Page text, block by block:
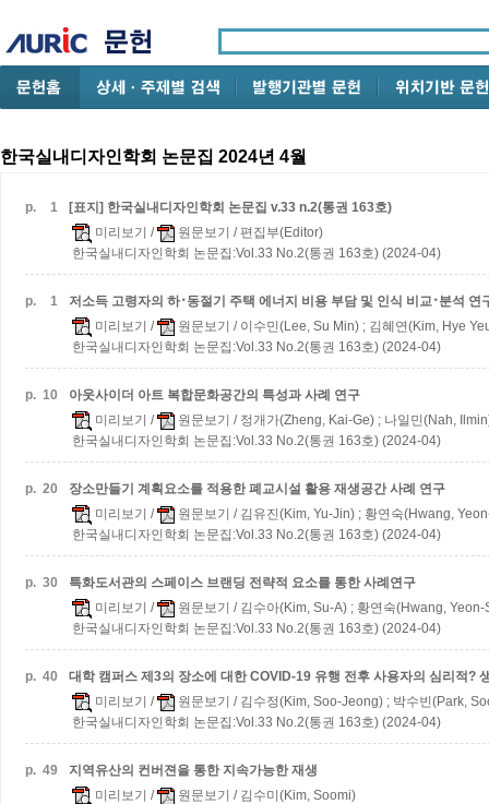
한국실내디자인학회 논문집 2024년 4월
p. 1
[표지] 한국실내디자인학회 논문집 v.33 n.2(통권 163호)
미리보기 / 원문보기 / 편집부(Editor)
한국실내디자인학회 논문집:Vol.33 No.2(통권 163호) (2024-04)
p. 1
저소득 고령자의 하･동절기 주택 에너지 비용 부담 및 인식 비교･분석 연
미리보기 / 원문보기 / 이수민(Lee, Su Min) ; 김혜연(Kim, Hye
한국실내디자인학회 논문집:Vol.33 No.2(통권 163호) (2024-04)
p. 10
아웃사이더 아트 복합문화공간의 특성과 사례 연구
미리보기 / 원문보기 / 정개가(Zheng, Kai-Ge) ; 나일민(Nah,
한국실내디자인학회 논문집:Vol.33 No.2(통권 163호) (2024-04)
p. 20
장소만들기 계획요소를 적용한 폐교시설 활용 재생공간 사례 연구
미리보기 / 원문보기 / 김유진(Kim, Yu-Jin) ; 황연숙(Hwang,
한국실내디자인학회 논문집:Vol.33 No.2(통권 163호) (2024-04)
p. 30
특화도서관의 스페이스 브랜딩 전략적 요소를 통한 사례연구
미리보기 / 원문보기 / 김수아(Kim, Su-A) ; 황연숙(Hwang, Yeon-
한국실내디자인학회 논문집:Vol.33 No.2(통권 163호) (2024-04)
p. 40
대학 캠퍼스 제3의 장소에 대한 COVID-19 유행 전후 사용자의 심리적?
미리보기 / 원문보기 / 김수정(Kim, Soo-Jeong) ; 박수빈(Park,
한국실내디자인학회 논문집:Vol.33 No.2(통권 163호) (2024-04)
p. 49
지역유산의 컨버젼을 통한 지속가능한 재생
미리보기 / 원문보기 / 김수미(Kim, Soomi)